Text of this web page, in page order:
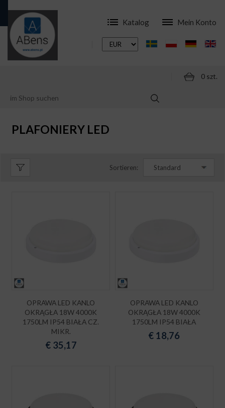
Katalog Mein Konto
0 szt.
ONLINESHOP PLAFONIERY LED
PLAFONIERY LED
Sortieren: Standard
OPRAWA LED KANLO
OKRĄGŁA 18W 4000K
1750LM IP54 BIAŁA CZ.
MIKR.
€ 35,17
OPRAWA LED KANLO
OKRĄGŁA 18W 4000K
1750LM IP54 BIAŁA
€ 18,76